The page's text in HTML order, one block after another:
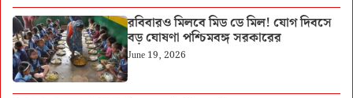
রবিবারও মিলবে মিড ডে মিল! যোগ দিবসে
বড় ঘোষণা পশ্চিমবঙ্গ সরকারের
June 19, 2026